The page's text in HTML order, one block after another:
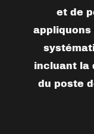
et de
incluant la
du poste